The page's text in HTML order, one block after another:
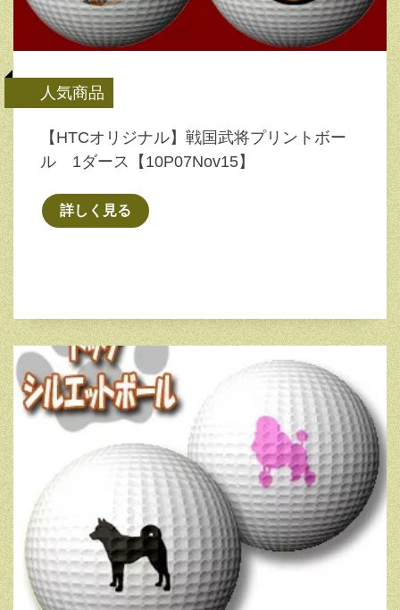
人気商品
【HTCオリジナル】戦国武将プリントボー
ル 1ダース【10P07Nov15】
詳しく見る